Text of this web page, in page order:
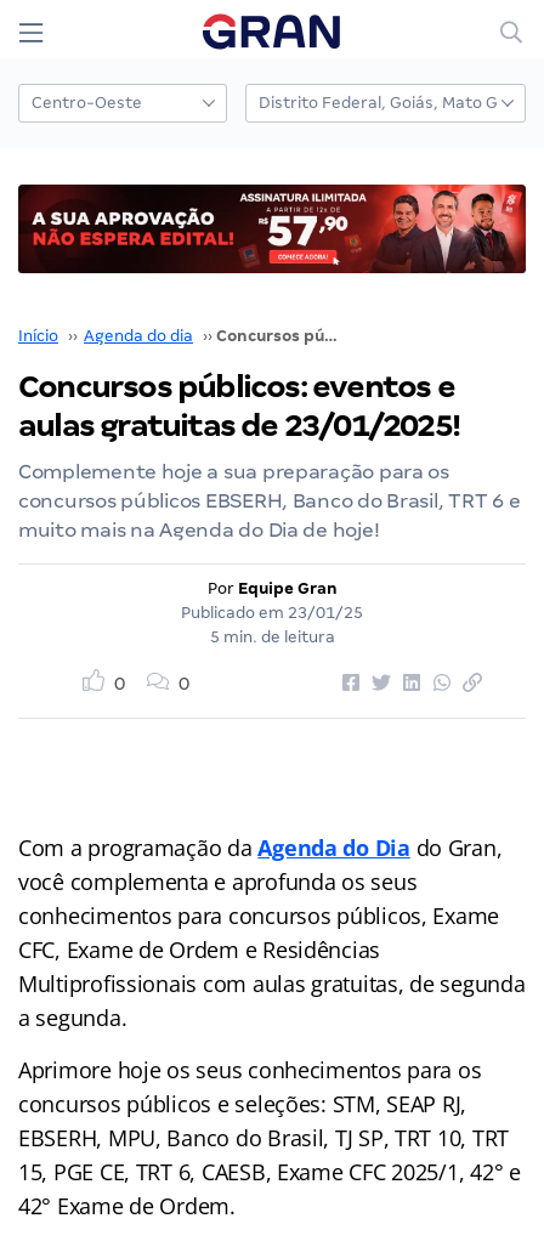
Início ›› Agenda do dia ›› Concursos públicos: eventos e aulas gratuitas de 23/01/2025!
Concursos públicos: eventos e
aulas gratuitas de 23/01/2025!
Complemente hoje a sua preparação para os
concursos públicos EBSERH, Banco do Brasil, TRT 6 e
muito mais na Agenda do Dia de hoje!
Por Equipe Gran
Publicado em 23/01/25
5 min. de leitura
0 0
Com a programação daAgenda do Dia do Gran,
você complementa e aprofunda os seus
conhecimentos para concursos públicos, Exame
CFC, Exame de Ordem e Residências
Multiprofissionais com aulas gratuitas, de segunda
a segunda.
Aprimore hoje os seus conhecimentos para os
concursos públicos e seleções: STM, SEAP RJ,
EBSERH, MPU, Banco do Brasil, TJ SP, TRT 10, TRT
15, PGE CE, TRT 6, CAESB, Exame CFC 2025/1, 42° e
42° Exame de Ordem.